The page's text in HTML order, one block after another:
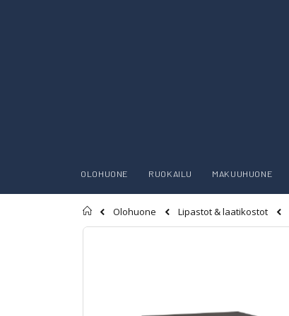
OLOHUONE RUOKAILU MAKUUHUONE
Etusivu
Olohuone Lipastot & laatikostot
Skip